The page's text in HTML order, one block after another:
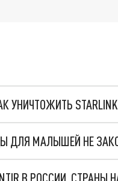
УНИЧТОЖИТЬ STARLINK
ДЛЯ МАЛЫШЕЙ НЕ